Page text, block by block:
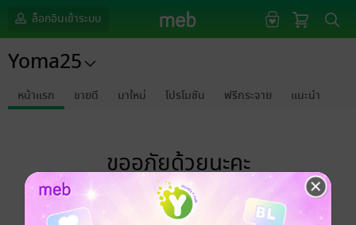
ล็อกอินเข้าระบบ
Yoma25
หน้าแรก ขายดี มาใหม่ โปรโมชัน ฟรีกระจาย แนะนำ
ขออภัยด้วยนะคะ
ไม่พบข้อมูลในหัวข้อที่คุณกำลังชมค่ะ